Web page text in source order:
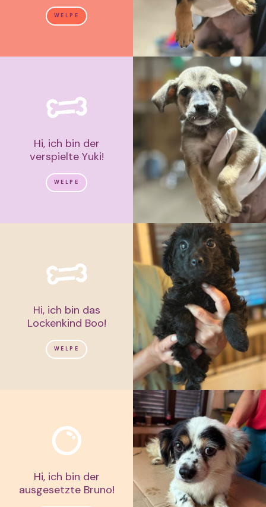
WELPE
Hi, ich bin der
verspielte Yuki!
WELPE
Hi, ich bin das
Lockenkind Boo!
WELPE
Hi, ich bin der
ausgesetzte Bruno!